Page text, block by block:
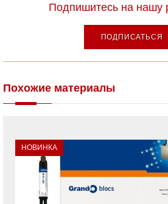
Подпишитесь на нашу
ПОДПИСАТЬСЯ
Похожие материалы
НОВИНКА